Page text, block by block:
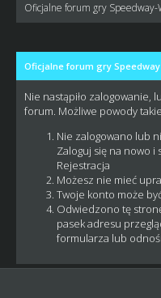
Oficjalne forum gry Speedway-
Oficjalne forum gry
Nie nastąpiło zalogowanie,
forum. Możliwe powody
Nie zalogowano lub
Zaloguj się na nowo
Rejestracja
Możesz nie mieć
Twoje konto może
Odwiedzono tę
pasek adresu
formularza lub